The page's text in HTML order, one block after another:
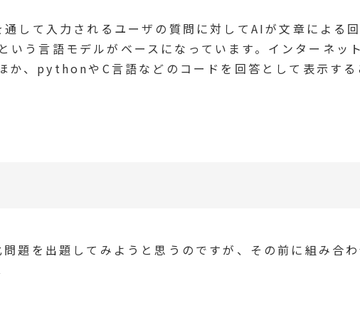
して入力されるユーザの質問に対してAIが文章による
いう言語モデルがベースになっています。インターネッ
か、pythonやC言語などのコードを回答として表示する
題を出題してみようと思うのですが、その前に組み合